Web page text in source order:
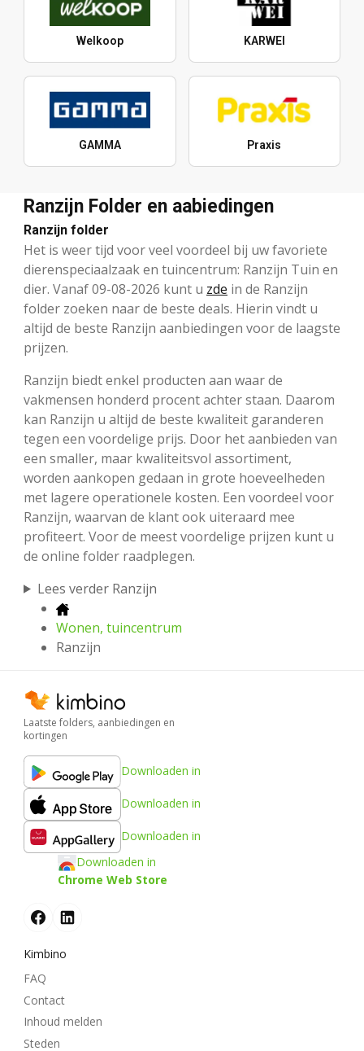
Welkoop KARWEI
GAMMA Praxis
Ranzijn Folder en aabiedingen
Ranzijn folder
Het is weer tijd voor veel voordeel bij uw favoriete
dierenspeciaalzaak en tuincentrum: Ranzijn Tuin en
dier. Vanaf 09-08-2026 kunt u zde in de Ranzijn
folder zoeken naar de beste deals. Hierin vindt u
altijd de beste Ranzijn aanbiedingen voor de laagste
prijzen.
Ranzijn biedt enkel producten aan waar de
vakmensen honderd procent achter staan. Daarom
kan Ranzijn u altijd de beste kwaliteit garanderen
tegen een voordelige prijs. Door het aanbieden van
een smaller, maar kwaliteitsvol assortiment,
worden aankopen gedaan in grote hoeveelheden
met lagere operationele kosten. Een voordeel voor
Ranzijn, waarvan de klant ook uiteraard mee
profiteert. Voor de meest voordelige prijzen kunt u
de online folder raadplegen.
Lees verder Ranzijn
Wonen, tuincentrum
Ranzijn
Laatste folders, aanbiedingen en
kortingen
Downloaden in
Downloaden in
Downloaden in
Downloaden in
Chrome Web Store
Kimbino
FAQ
Contact
Inhoud melden
Steden